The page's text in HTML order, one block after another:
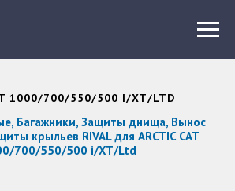
1000/700/550/500 I/XT/LTD
Багажники, Защиты днища, Вынос
крыльев RIVAL для ARCTIC CAT
700/550/500 i/XT/Ltd